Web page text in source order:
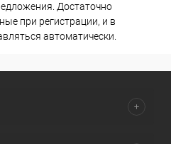
Достаточно
при регистрации, и в
автоматически.